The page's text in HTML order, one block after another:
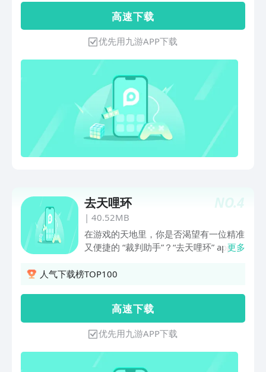
兽间穿梭求生，​走错一步即是身陨道消​！
■ 仙诀组合·卡牌博弈​100+招式连锁触发
天道法则​！搭配“剑意蓄势→罡气护体→
心剑反击”策略链，​每张卡牌都有扭转乾
坤的道韵！自动对战瞬息万变，胜负尽在
排序谋算。​■ 机缘秘宝·执掌天机​50+秘
宝改写战场规则​：✓ ​搬山符​：虚空造
路，绝境中凭空创造落脚点​！✓ ​天衍符​
：逆天改命，​自选骰子点数精准控局！✓
​剑丸符​：千里诛敌，​隔空重伤对手、完成
终结！✓ ​困龙阵​：锁敌方寸，​削减对手
行动、制胜先机！...更有多种组合搭配待
心仪BD进化——你是天道执棋者​！■ ​双
生核心·一念登仙​▶ ​秘境试炼​：肉鸽寻宝
培育本命弟子，动态事件撕裂天地格局▶
​武道争锋​：携自创仙诀挑战万界修士，自
动战斗中见证智谋交锋▼ 此刻入局 ▼​以
符箓为笔，以阵法为卷，在千变仙域中
高 速 下 载
优先用九游APP下载
NO.4
去天哩环
| 40.52MB
在游戏的天地里，你是否渴望有一位精准
又便捷的 “裁判助手”？“去天哩环” app 重
员，为各类游戏比赛打造专属记分牌。无
一个得分瞬间。“去天哩环” 谐音 “去天理
还”，寓意着在游戏世界里，每一个分数
都有着公平公正的归属，如同天理昭彰。
使用 “去天哩环”，让你的游戏比赛分数有
理可依，轻松享受纯粹的游戏竞技乐趣
更多
人气下载榜TOP100
高 速 下 载
优先用九游APP下载